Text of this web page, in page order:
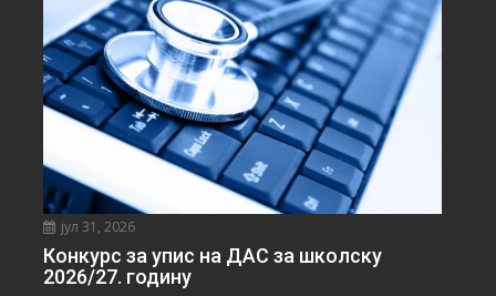
јул 31, 2026
Конкурс за упис на ДАС за школску
2026/27. годину